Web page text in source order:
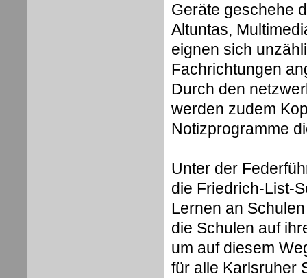
Geräte geschehe
Altuntas,
eignen sich
Fachrichtungen
Durch den
werden zudem
Notizprogramme
Unter der
die Friedrich-List-
Lernen an
die Schulen auf
um auf diesem
für alle Karlsruher